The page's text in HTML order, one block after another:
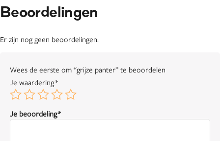
Beoordelingen
Er zijn nog geen beoordelingen.
Wees de eerste om “grijze panter” te beoordelen
Je waardering*
Je beoordeling*